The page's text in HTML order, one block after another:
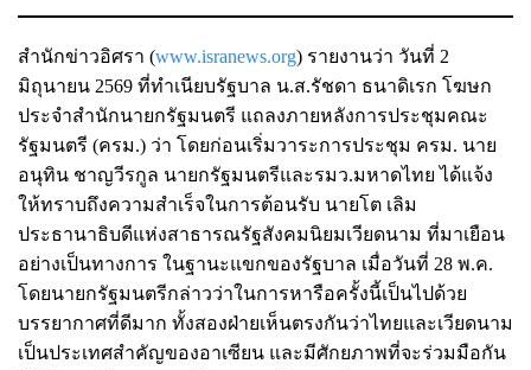
สำนักข่าวอิศรา (www.isranews.org) รายงานว่า วันที่ 2
มิถุนายน 2569 ที่ทำเนียบรัฐบาล น.ส.รัชดา ธนาดิเรก โฆษก
ประจำสำนักนายกรัฐมนตรี แถลงภายหลังการประชุมคณะ
รัฐมนตรี (ครม.) ว่า โดยก่อนเริ่มวาระการประชุม ครม. นาย
อนุทิน ชาญวีรกูล นายกรัฐมนตรีและรมว.มหาดไทย ได้แจ้ง
ให้ทราบถึงความสำเร็จในการต้อนรับ นายโต เลิม
ประธานาธิบดีแห่งสาธารณรัฐสังคมนิยมเวียดนาม ที่มาเยือน
อย่างเป็นทางการ ในฐานะแขกของรัฐบาล เมื่อวันที่ 28 พ.ค.
โดยนายกรัฐมนตรีกล่าวว่าในการหารือครั้งนี้เป็นไปด้วย
บรรยากาศที่ดีมาก ทั้งสองฝ่ายเห็นตรงกันว่าไทยและเวียดนาม
เป็นประเทศสำคัญของอาเซียน และมีศักยภาพที่จะร่วมมือกัน